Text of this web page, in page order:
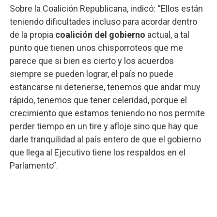
Sobre la Coalición Republicana, indicó: “Ellos están
teniendo dificultades incluso para acordar dentro
de la propia coalición del gobierno actual, a tal
punto que tienen unos chisporroteos que me
parece que si bien es cierto y los acuerdos
siempre se pueden lograr, el país no puede
estancarse ni detenerse, tenemos que andar muy
rápido, tenemos que tener celeridad, porque el
crecimiento que estamos teniendo no nos permite
perder tiempo en un tire y afloje sino que hay que
darle tranquilidad al país entero de que el gobierno
que llega al Ejecutivo tiene los respaldos en el
Parlamento”.